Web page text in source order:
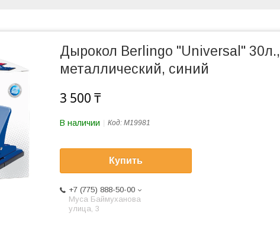
Дырокол Berlingo "Universal" 30л.,
металлический, синий
3 500 ₸
В наличии Код: M19981
Купить
+7 (775) 888-50-00
​Муса Баймуханова
улица, 3